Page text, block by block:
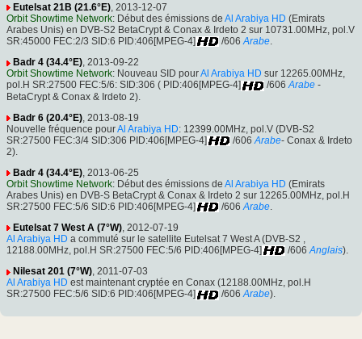
Eutelsat 21B (21.6°E), 2013-12-07
Orbit Showtime Network: Début des émissions de Al Arabiya HD (Emirats
Arabes Unis) en DVB-S2 BetaCrypt & Conax & Irdeto 2 sur 10731.00MHz, pol.V
SR:45000 FEC:2/3 SID:6 PID:406[MPEG-4]
/606 Arabe.
Badr 4 (34.4°E), 2013-09-22
Orbit Showtime Network: Nouveau SID pourAl Arabiya HD sur 12265.00MHz,
pol.H SR:27500 FEC:5/6: SID:306 ( PID:406[MPEG-4]
/606 Arabe -
BetaCrypt & Conax & Irdeto 2).
Badr 6 (20.4°E) , 2013-08-19
Nouvelle fréquence pourAl Arabiya HD: 12399.00MHz, pol.V (DVB-S2
SR:27500 FEC:3/4 SID:306 PID:406[MPEG-4]
/606 Arabe- Conax & Irdeto
2).
Badr 4 (34.4°E), 2013-06-25
Orbit Showtime Network: Début des émissions de Al Arabiya HD (Emirats
Arabes Unis) en DVB-S BetaCrypt & Conax & Irdeto 2 sur 12265.00MHz, pol.H
SR:27500 FEC:5/6 SID:6 PID:406[MPEG-4]
/606 Arabe.
Eutelsat 7 West A (7°W), 2012-07-19
Al Arabiya HD a commuté sur le satellite Eutelsat 7 West A (DVB-S2 ,
12188.00MHz, pol.H SR:27500 FEC:5/6 PID:406[MPEG-4]
/606 Anglais).
Nilesat 201 (7°W), 2011-07-03
Al Arabiya HD est maintenant cryptée en Conax (12188.00MHz, pol.H
SR:27500 FEC:5/6 SID:6 PID:406[MPEG-4]
/606 Arabe).